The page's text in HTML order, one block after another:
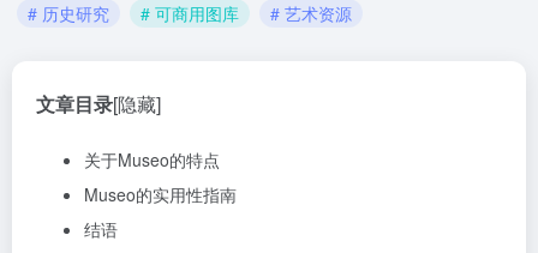
# 历史研究
# 可商用图库 # 艺术资源
文章目录[隐藏]
关于Museo的特点
Museo的实用性指南
结语